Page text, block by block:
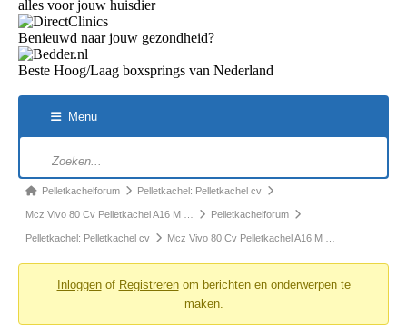
alles voor jouw huisdier
Benieuwd naar jouw gezondheid?
Beste Hoog/Laag boxsprings van Nederland
Menu
Pelletkachelforum Pelletkachel: Pelletkachel cv
Mcz Vivo 80 Cv Pelletkachel A16 M … Pelletkachelforum
Pelletkachel: Pelletkachel cv Mcz Vivo 80 Cv Pelletkachel A16 M …
Inloggenof Registrerenom berichten en onderwerpen te
maken.